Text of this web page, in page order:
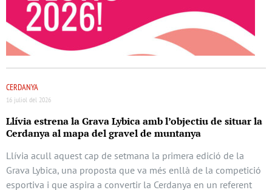
CERDANYA
16 juliol del 2026
Llívia estrena la Grava Lybica amb l’objectiu de situar la
Cerdanya al mapa del gravel de muntanya
Llívia acull aquest cap de setmana la primera edició de la
Grava Lybica, una proposta que va més enllà de la competició
esportiva i que aspira a convertir la Cerdanya en un referent